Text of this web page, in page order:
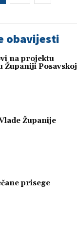
obavijesti
na projektu
Županiji Posavskoj
Županije
prisege